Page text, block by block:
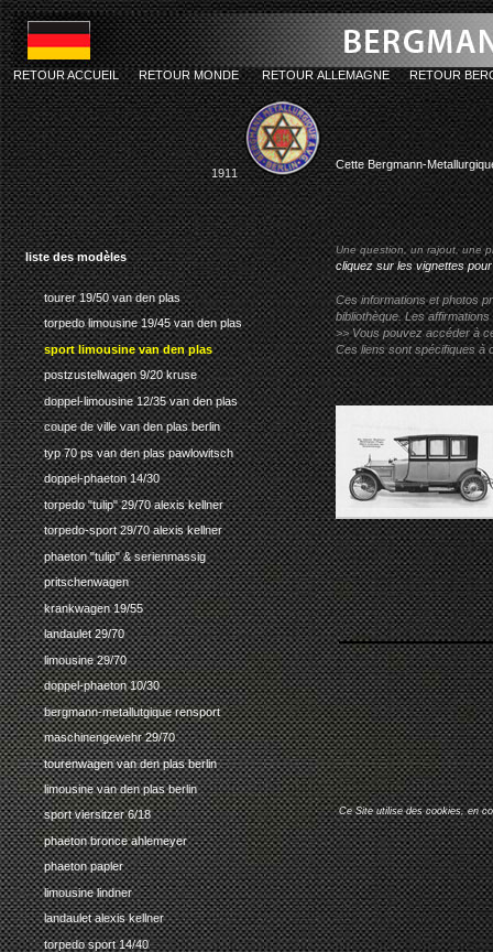
liste des modèles
tourer 19/50 van den plas
torpedo limousine 19/45 van den plas
sport limousine van den plas
postzustellwagen 9/20 kruse
doppel-limousine 12/35 van den plas
coupe de ville van den plas berlin
typ 70 ps van den plas pawlowitsch
doppel-phaeton 14/30
torpedo "tulip" 29/70 alexis kellner
torpedo-sport 29/70 alexis kellner
phaeton "tulip" & serienmassig
pritschenwagen
krankwagen 19/55
landaulet 29/70
limousine 29/70
doppel-phaeton 10/30
bergmann-metallutgique rensport
maschinengewehr 29/70
tourenwagen van den plas berlin
limousine van den plas berlin
sport viersitzer 6/18
phaeton bronce ahlemeyer
phaeton papler
limousine lindner
landaulet alexis kellner
torpedo sport 14/40
RETOUR ACCUEIL RETOUR MONDE RETOUR ALLEMAGNE RETOUR
1911
Cette Bergmann-
Une question, un rajout, une
cliquez sur les vignettes
Ces informations et photos
bibliothèque. Les
>> Vous pouvez accéder à
Ces liens sont spécifiques à
Ce Site utilise des cookies, en